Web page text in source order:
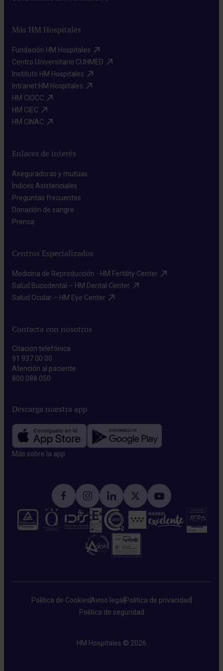
Más HM Hospitales
Fundación HM Hospitales​
Centro Universitario CUHMED​
Instituto HM Hospitales​
Intranet HM Hospitales​
HM CIOCC​
HM CIEC​
HM CINAC​
Enlaces de interés
Aseguradoras y mutuas​
Índices Asistenciales​
Preguntas frecuentes​
Donación de sangre​
Prensa​
Centros Especializados
Medicina de Reproducción - HM Fertility Center​
Salud Bucodental – HM Dental Center​
Salud Ocular – HM Eye Center​
Contacta con nosotros
Citación telefónica
91 937 00 00
Atención al paciente
800 088 050
Descarga nuestra app
Más sobre la app​
Política de CookiesAviso legal Política de privacidad
Política de seguridad
HM Hospitales © 2026